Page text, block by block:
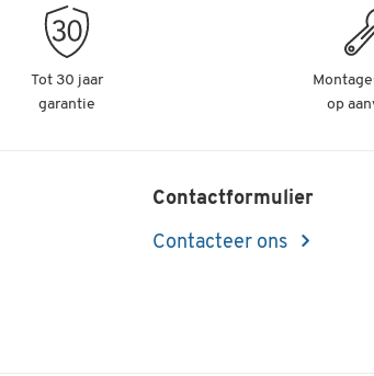
Tot 30 jaar
garantie
op
Contactformulier
Contacteer ons